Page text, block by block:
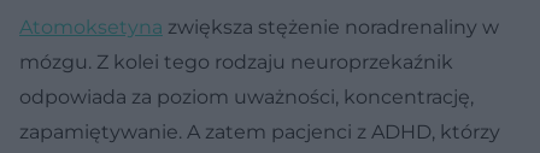
Atomoksetyna zwiększa stężenie noradrenaliny w
mózgu. Z kolei tego rodzaju neuroprzekaźnik
odpowiada za poziom uważności, koncentrację,
zapamiętywanie. A zatem pacjenci z ADHD, którzy